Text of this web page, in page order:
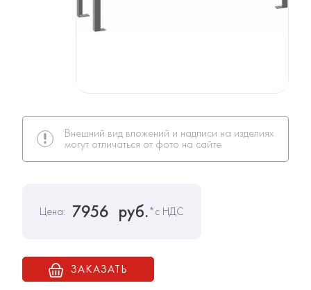
Внешний вид вложений и надписи на изделиях
могут отличаться от фото на сайте
Цена: 7956 руб.*с НДС
ЗАКАЗАТЬ